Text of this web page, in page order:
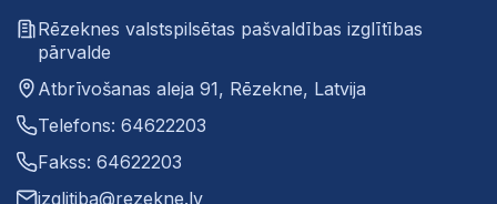
Rēzeknes valstspilsētas pašvaldības izglītības
pārvalde
Atbrīvošanas aleja 91, Rēzekne, Latvija
Telefons: 64622203
Fakss: 64622203
izglitiba@rezekne.lv